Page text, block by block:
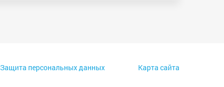
Защита персональных данных Карта сайта